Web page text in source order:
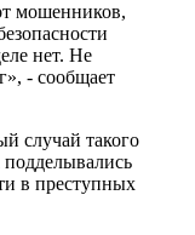
мошенников,
нет. Не
- сообщает
случай такого
в преступных